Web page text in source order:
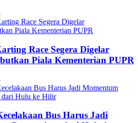
Race Segera Digelar
Piala Kementerian PUPR
Bus Harus Jadi